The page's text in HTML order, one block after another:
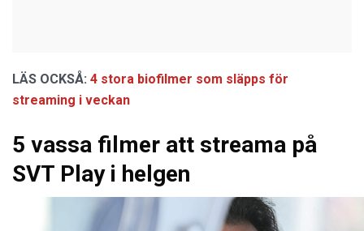
LÄS OCKSÅ: 4 stora biofilmer som släpps för
streaming i veckan
5 vassa filmer att streama på
SVT Play i helgen